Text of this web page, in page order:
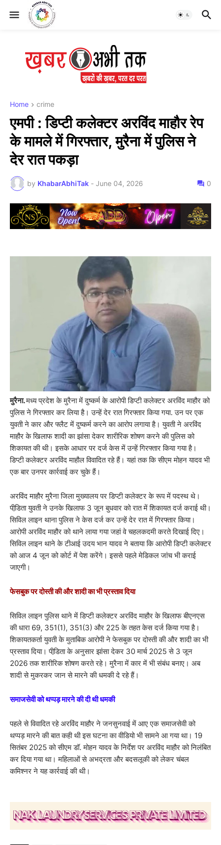
Home crime
एमपी : डिप्टी कलेक्टर अरविंद माहौर रेप
के मामले में गिरफ्तार, मुरैना में पुलिस ने
देर रात पकड़ा
by KhabarAbhiTak - June 04, 2026 0
मुरैना.मध्य प्रदेश के मुरैना में दुष्कर्म के आरोपी डिप्टी कलेक्टर अरविंद माहौर को
पुलिस ने गिरफ्तार कर लिया है। उन्हें देर रात गिरफ्तार किया गया. उन पर एक
युवती ने कार और फ्लैट में दुष्कर्म करने का आरोप लगाया है। युवती ने अरविंद
माहौर के खिलाफ शादी का झांसा देकर शारीरिक शोषण करने की पुलिस को
शिकायत की थी। इसके आधार पर दर्ज केस में उन्हें गिरफ्तार किया गया है।
डिप्टी कलेक्टर अरविंद माहौल विवादित रहे हैं। यहां तक कि सीएम मोहन यादव भी
एक बार उनपर कार्रवाई कर चुके हैं।
अरविंद माहौर मुरैना जिला मुख्यालय पर डिप्टी कलेक्टर के रूप में पदस्थ थे।
पीडि़ता युवती ने उनके खिलाफ 3 जून बुधवार को रात में शिकायत दर्ज कराई थी।
सिविल लाइन थाना पुलिस ने केस दर्ज कर उन्हें देर रात में गिरफ्तार किया।
आरोपी अरविंद माहौर को थाने लाया गया जहां वे चहलकदमी करते दिखाई दिए।
सिविल लाइन थाने के टीआई उदय भान यादव ने बताया कि आरोपी डिप्टी कलेक्टर
को आज 4 जून को कोर्ट में पेश करेंगे। इससे पहले मेडिकल जांच भी कराई
जाएगी।
फेसबुक पर दोस्ती की और शादी का भी प्रस्ताव दिया
सिविल लाइन पुलिस थाने में डिप्टी कलेक्टर अरविंद माहौर के खिलाफ बीएनएस
की धारा 69, 351(1), 351(3) और 225 के तहत केस दर्ज किया गया है।
शिकायतकर्ता युवती के मुताबिक आरोपी ने फेसबुक पर दोस्ती की और शादी का भी
प्रस्ताव दिया। पीडि़ता के अनुसार झांसा देकर 30 मार्च 2025 से 3 जून
2026 तक शारीरिक शोषण करते रहे। मुरैना में कार में भी संबंध बनाए। अब
शादी से मुकरकर जान से मारने की धमकी दे रहे हैं।
समाजसेवी को थप्पड़ मारने की दी थी धमकी
पहले से विवादित रहे अरविंद माहौर ने जनसुनवाई में आए एक समाजसेवी को
थप्पड़ मारने की बात कही थी इस घटना का वीडियो भी सामने आ गया था। 19
सितंबर 2025 को सीएम डॉ. मोहन यादव के निर्देश पर अरविंद माहौर को निलंबित
कर दिया गया था। महिलाओं से अभद्रता और बदसलूकी को लेकर चंबल
कमिश्नर ने यह कार्रवाई की थी।